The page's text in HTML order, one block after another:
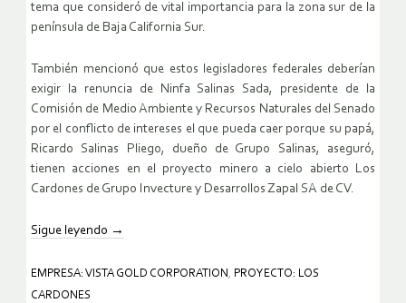
tema que consideró de vital importancia para la zona sur de la
península de Baja California Sur.
También mencionó que estos legisladores federales deberían
exigir la renuncia de Ninfa Salinas Sada, presidente de la
Comisión de Medio Ambiente y Recursos Naturales del Senado
por el conflicto de intereses el que pueda caer porque su papá,
Ricardo Salinas Pliego, dueño de Grupo Salinas, aseguró,
tienen acciones en el proyecto minero a cielo abierto Los
Cardones de Grupo Invecture y Desarrollos Zapal SA de CV.
Sigue leyendo →
EMPRESA: VISTA GOLD CORPORATION , PROYECTO: LOS
CARDONES